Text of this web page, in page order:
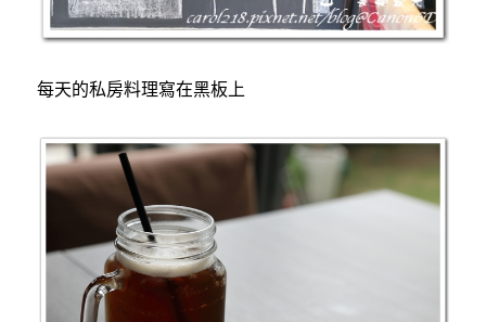
每天的私房料理寫在黑板上